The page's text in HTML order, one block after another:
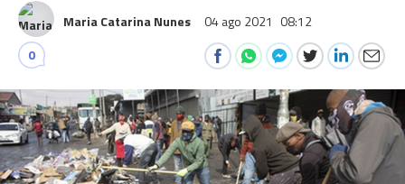
Maria Catarina Nunes 04 ago 2021 08:12
0